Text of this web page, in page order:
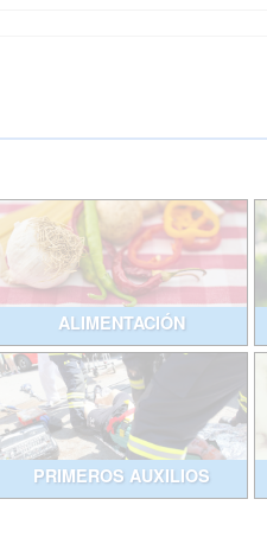
ALIMENTACIÓN
PRIMEROS AUXILIOS